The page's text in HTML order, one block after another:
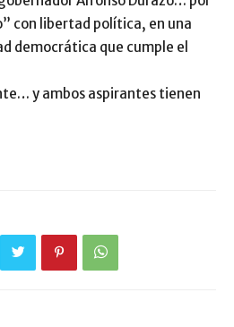
con libertad política, en una
democrática que cumple el
y ambos aspirantes tienen